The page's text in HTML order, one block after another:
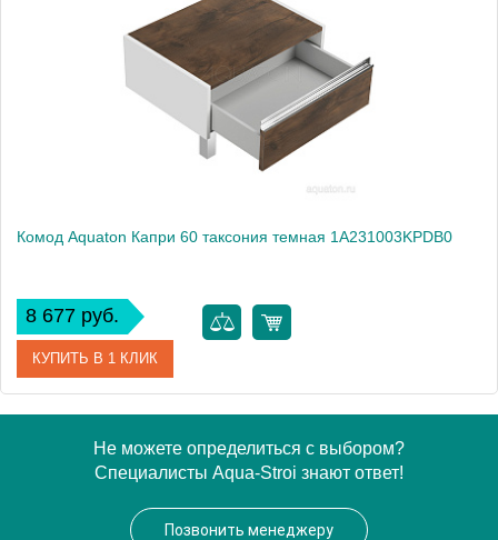
Комод Aquaton Капри 60 таксония темная 1A231003KPDB0
8 677 руб.
КУПИТЬ В 1 КЛИК
1A231003KPDB0
Производитель
Не можете определиться с выбором?
Специалисты Aqua-Stroi знают ответ!
Позвонить менеджеру